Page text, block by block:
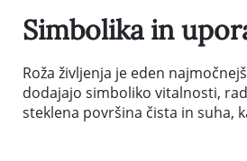
Simbolika in
Roža življenja je eden
dodajajo simboliko vitalnosti,
steklena površina čista in suha,